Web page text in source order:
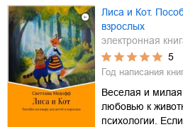
Лиса и Кот.
взрослых
электронная
5
Год написания
Веселая и милая
любовью к
психологии.